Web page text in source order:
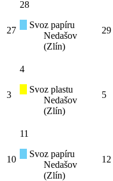
27
28
Svoz papíru
Nedašov
(Zlín)
29
3
4
Svoz plastu
Nedašov
(Zlín)
5
10
11
Svoz papíru
Nedašov
(Zlín)
12